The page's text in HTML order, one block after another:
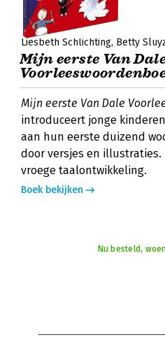
Liesbeth Schlichting Betty
Mijn eerste Van
Mijn eerste Van Dale
introduceert jonge
aan hun eerste duizend
door versjes en illustraties.
vroege taalontwikkeling.
Boek bekijken
Nu besteld,